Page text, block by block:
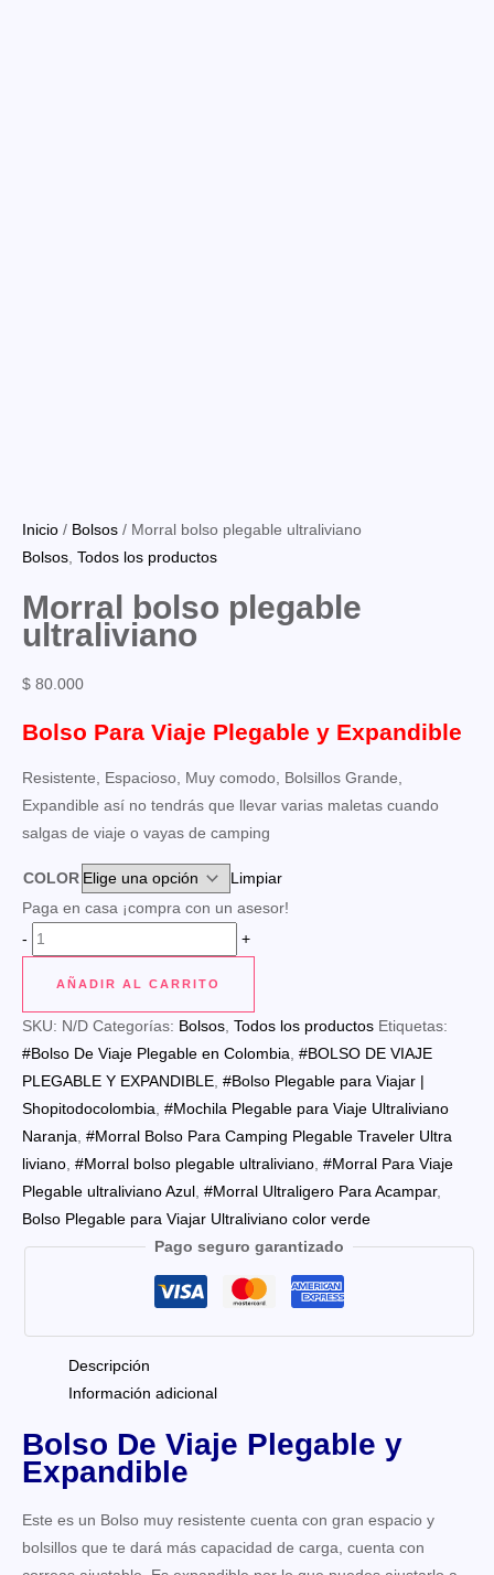
Inicio / Bolsos / Morral bolso plegable ultraliviano
Bolsos Todos los productos
Morral bolso plegable
ultraliviano
$ 80.000
Bolso Para Viaje Plegable y Expandible
Resistente, Espacioso, Muy comodo, Bolsillos Grande,
Expandible así no tendrás que llevar varias maletas cuando
salgas de viaje o vayas de camping
COLOR
Limpiar
Paga en casa ¡compra con un asesor!
-
Morral
bolso
plegable
ultraliviano
cantidad
+
AÑADIR AL CARRITO
SKU: N/D Categorías: Bolsos Todos los productos Etiquetas:
#Bolso De Viaje Plegable en Colombia #BOLSO DE VIAJE
PLEGABLE Y EXPANDIBLE #Bolso Plegable para Viajar |
Shopitodocolombia #Mochila Plegable para Viaje Ultraliviano
Naranja #Morral Bolso Para Camping Plegable Traveler Ultra
liviano #Morral bolso plegable ultraliviano #Morral Para Viaje
Plegable ultraliviano Azul #Morral Ultraligero Para Acampar,
Bolso Plegable para Viajar Ultraliviano color verde
Pago seguro garantizado
Descripción
Información adicional
Bolso De Viaje Plegable y
Expandible
Este es un Bolso muy resistente cuenta con gran espacio y
bolsillos que te dará más capacidad de carga, cuenta con